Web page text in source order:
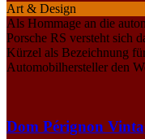
Art & Design
Als Hommage an die
Porsche RS versteht sich
Kürzel als Bezeichnung
Automobilhersteller den
Dom Pérignon